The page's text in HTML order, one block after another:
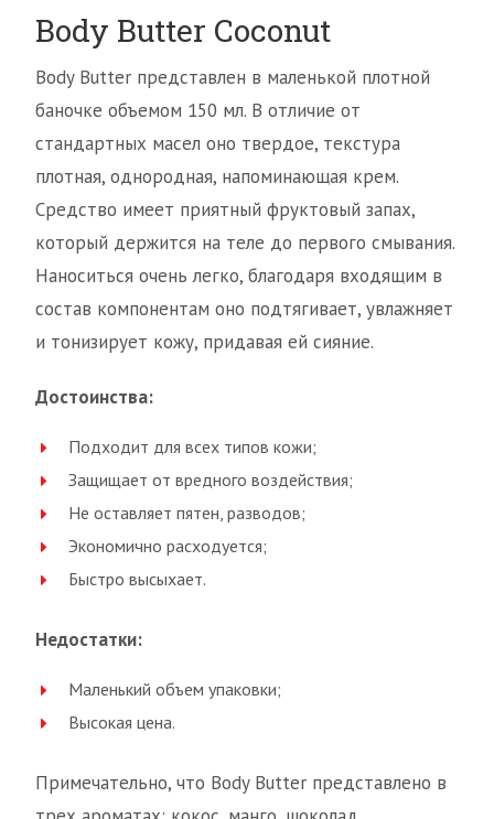
Body Butter Coconut
Body Butter представлен в маленькой плотной
баночке объемом 150 мл. В отличие от
стандартных масел оно твердое, текстура
плотная, однородная, напоминающая крем.
Средство имеет приятный фруктовый запах,
который держится на теле до первого смывания.
Наноситься очень легко, благодаря входящим в
состав компонентам оно подтягивает, увлажняет
и тонизирует кожу, придавая ей сияние.
Достоинства:
Подходит для всех типов кожи;
Защищает от вредного воздействия;
Не оставляет пятен, разводов;
Экономично расходуется;
Быстро высыхает.
Недостатки:
Маленький объем упаковки;
Высокая цена.
Примечательно, что Body Butter представлено в